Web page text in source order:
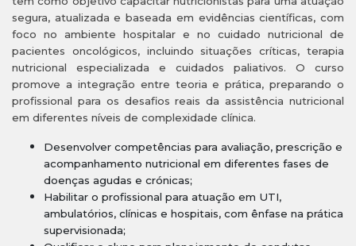
segura, atualizada e baseada em evidências científicas, com
foco no ambiente hospitalar e no cuidado nutricional de
pacientes oncológicos, incluindo situações críticas, terapia
nutricional especializada e cuidados paliativos. O curso
promove a integração entre teoria e prática, preparando o
profissional para os desafios reais da assistência nutricional
em diferentes níveis de complexidade clínica.
Desenvolver competências para avaliação, prescrição e
acompanhamento nutricional em diferentes fases de
doenças agudas e crónicas;
Habilitar o profissional para atuação em UTI,
ambulatórios, clínicas e hospitais, com ênfase na prática
supervisionada;